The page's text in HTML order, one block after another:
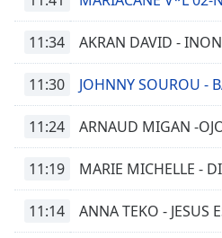
11:34 AKRAN DAVID -
11:30 JOHNNY SOUROU -
11:24 ARNAUD MIGAN -
11:19 MARIE MICHELLE -
11:14 ANNA TEKO - JESUS